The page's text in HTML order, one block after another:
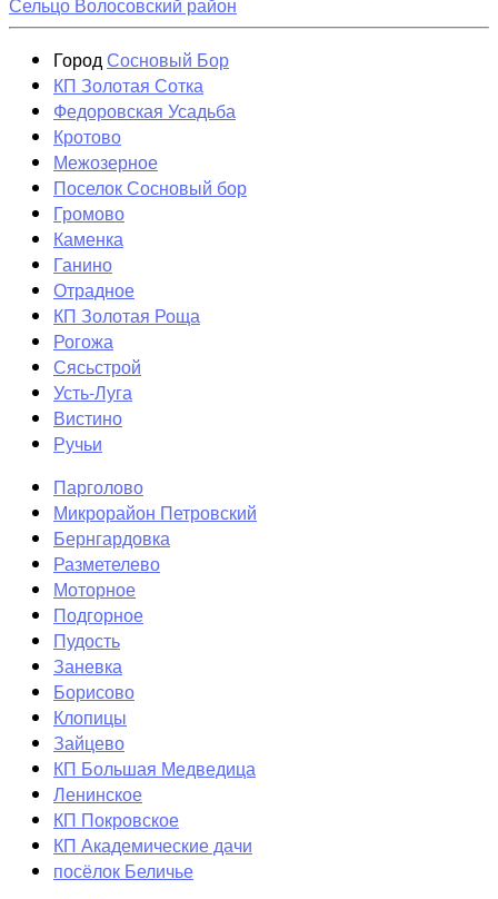
ГородСосновый Бор
КП Золотая Сотка
Федоровская Усадьба
Кротово
Межозерное
Поселок Сосновый бор
Громово
Каменка
Ганино
Отрадное
КП Золотая Роща
Рогожа
Сясьстрой
Усть-Луга
Вистино
Ручьи
Парголово
Микрорайон Петровский
Бернгардовка
Разметелево
Моторное
Подгорное
Пудость
Заневка
Борисово
Клопицы
Зайцево
КП Большая Медведица
Ленинское
КП Покровское
КП Академические дачи
посёлок Беличье